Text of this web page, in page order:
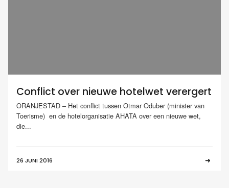
Conflict over nieuwe hotelwet verergert
ORANJESTAD – Het conflict tussen Otmar Oduber (minister van
Toerisme) en de hotelorganisatie AHATA over een nieuwe wet,
die...
26 JUNI 2016